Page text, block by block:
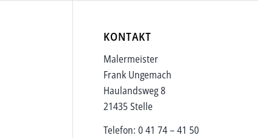
KONTAKT
Malermeister
Frank Ungemach
Haulandsweg 8
21435 Stelle
Telefon: 0 41 74 – 41 50